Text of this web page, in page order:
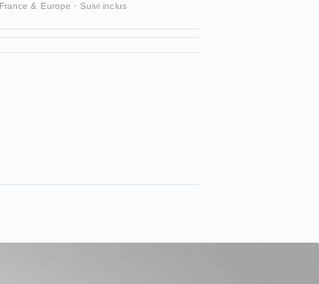
France & Europe · Suivi inclus